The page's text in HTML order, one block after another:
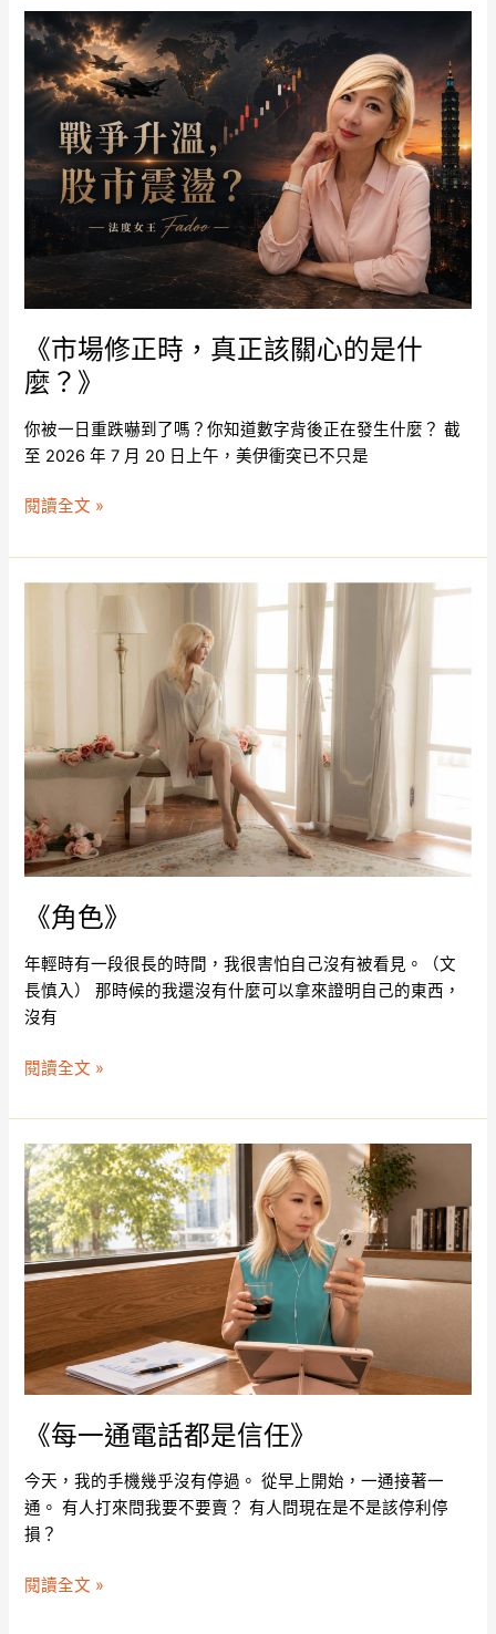
《市場修正時，真正該關心的是什
麼？》
你被一日重跌嚇到了嗎？你知道數字背後正在發生什麼？ 截
至 2026 年 7 月 20 日上午，美伊衝突已不只是
《市
修
正
真
正
心
的
什
麼？》
閱讀全文 »
《角色》
年輕時有一段很長的時間，我很害怕自己沒有被看見。（文
長慎入） 那時候的我還沒有什麼可以拿來證明自己的東西，
沒有
閱讀全文 »
《每一通電話都是信任》
今天，我的手機幾乎沒有停過。 從早上開始，一通接著一
通。 有人打來問我要不要賣？ 有人問現在是不是該停利停
損？
《每
一
通
電
話
都
是
信
任》
閱讀全文 »